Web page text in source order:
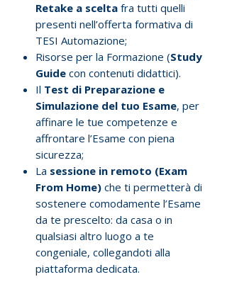
Retake a scelta fra tutti quelli
presenti nell’offerta formativa di
TESI Automazione;
Risorse per la Formazione (Study
Guide con contenuti didattici).
Il Test di Preparazione e
Simulazione del tuo Esame, per
affinare le tue competenze e
affrontare l’Esame con piena
sicurezza;
La sessione in remoto (Exam
From Home) che ti permetterà di
sostenere comodamente l’Esame
da te prescelto: da casa o in
qualsiasi altro luogo a te
congeniale, collegandoti alla
piattaforma dedicata.